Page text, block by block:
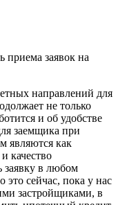
приема заявок на
направлений для
не только
и об удобстве
заемщика при
являются как
качество
заявку в любом
это сейчас, пока у нас
застройщиками, в